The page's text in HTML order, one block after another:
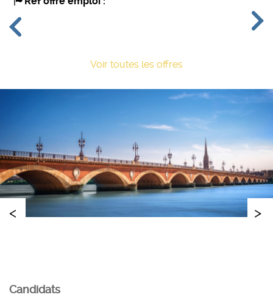
Previous
Next
Voir toutes les offres
candidats